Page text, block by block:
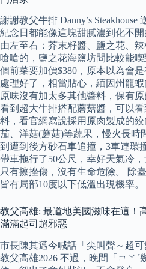
謝謝教父牛排 Danny’s
紀念日都能像這塊甜膩濃到化不開
由左至右：芥末籽醬、鹽之花、
嗆嗆的，鹽之花海鹽坊間比較能
個前菜要加價$380，原本以為會
處理好了，相當貼心，緬因州龍
原味沒有加太多其他醬料，保有
看到超大牛排搭配蘑菇醬，可以
料，看官網寫說採用原肉製成的
茄、洋菇(蘑菇)等蔬果，慢火長時
到遭到後方砂石車追撞，3車連環
帶車拖行了50公尺，幸好天氣冷
只有擦挫傷，沒有生命危險。 除
皆有局部10度以下低溫出現機率。
教父高雄: 最道地美國滋味在這！
滿滿起司超邪惡
市長陳其邁今喊話「尖叫聲～超可
教父高雄2026 不過，晚間「ㄇㄚˊ